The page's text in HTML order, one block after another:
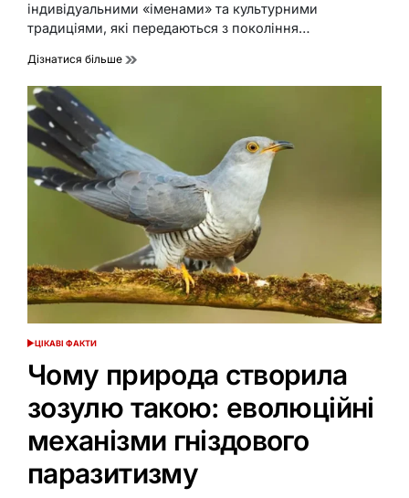
індивідуальними «іменами» та культурними
традиціями, які передаються з покоління…
Дізнатися більше
ОПУБЛІКУВАТИ
ЦІКАВІ ФАКТИ
Чому природа створила
зозулю такою: еволюційні
механізми гніздового
паразитизму